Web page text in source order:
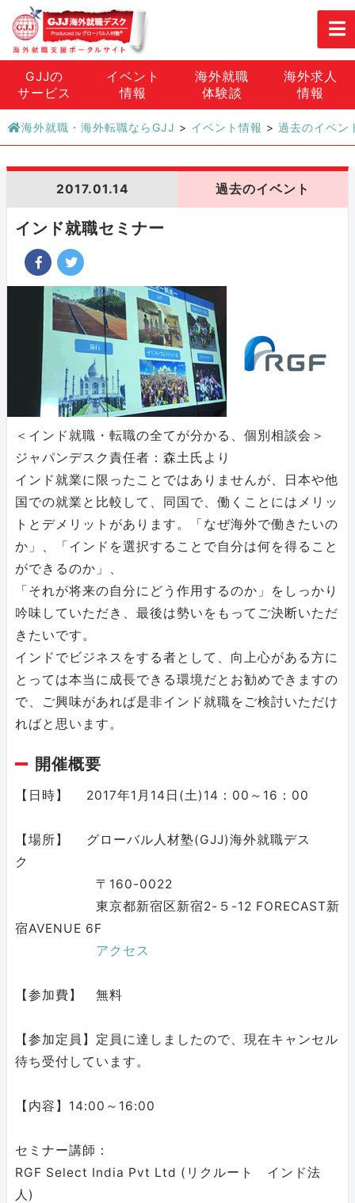
GJJの
サービス
イベント
情報
海外就職
体験談
海外求人
情報
海外就職・海外転職ならGJJ > イベント情報 > 過去のイベン
2017.01.14 過去のイベント
インド就職セミナー
＜インド就職・転職の全てが分かる、個別相談会＞
ジャパンデスク責任者：森土氏より
インド就業に限ったことではありませんが、日本や他
国での就業と比較して、同国で、働くことにはメリッ
トとデメリットがあります。「なぜ海外で働きたいの
か」、「インドを選択することで自分は何を得ること
ができるのか」、
「それが将来の自分にどう作用するのか」をしっかり
吟味していただき、最後は勢いをもってご決断いただ
きたいです。
インドでビジネスをする者として、向上心がある方に
とっては本当に成長できる環境だとお勧めできますの
で、ご興味があれば是非インド就職をご検討いただけ
ればと思います。
開催概要
【日時】 2017年1月14日(土)14：00～16：00
【場所】 グローバル人材塾(GJJ)海外就職デス
ク
〒160-0022
東京都新宿区新宿2-５-12 FORECAST新
宿AVENUE 6F
アクセス
【参加費】 無料
【参加定員】定員に達しましたので、現在キャンセル
待ち受付しています。
【内容】14:00～16:00
セミナー講師：
RGF Select India Pvt Ltd (リクルート インド法
人)